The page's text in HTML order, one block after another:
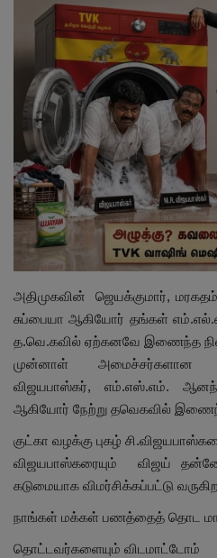
சந்தா
Language
English Tamil
அதிமுகவின் ஜெயக்குமார்,
சுப்பையா ஆகியோர் தங்கள்
த.வெ.கவில் ஏற்கனவே இணைந்த
முன்னாள் அமைச்சர்களான
விஜயபாஸ்கர், எம்.எஸ்.எம்.
ஆகியோர் நேற்று தவெகவில்
குட்கா வழக்கு புகழ்
விஜயபாஸ்கரையும் விஜய்
கடுமையாக விமர்சிக்கப்பட்டு
நாங்கள் மக்கள் பணத்தைத் தொட
தொட்டவர்களையும் விடமாட்டோம்